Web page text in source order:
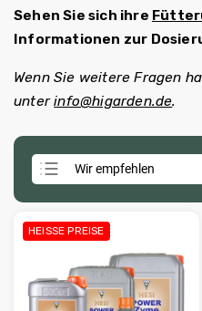
Sehen Sie sich ihre
Informationen zur
Wenn Sie weitere Fragen
unterinfo@higarden.de.
Wir empfehlen
Teuerste
Meistverkauft
Alphabetisch
HEISSE PREISE